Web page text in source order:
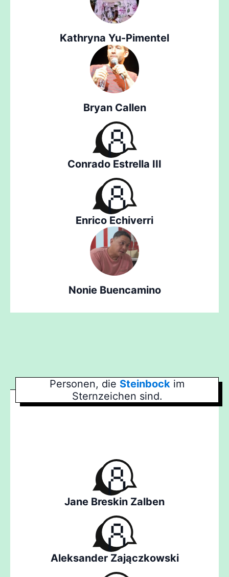
Kathryna Yu-Pimentel
Bryan Callen
Conrado Estrella III
Enrico Echiverri
Nonie Buencamino
Personen, die Steinbock im
Sternzeichen sind.
Jane Breskin Zalben
Aleksander Zajączkowski